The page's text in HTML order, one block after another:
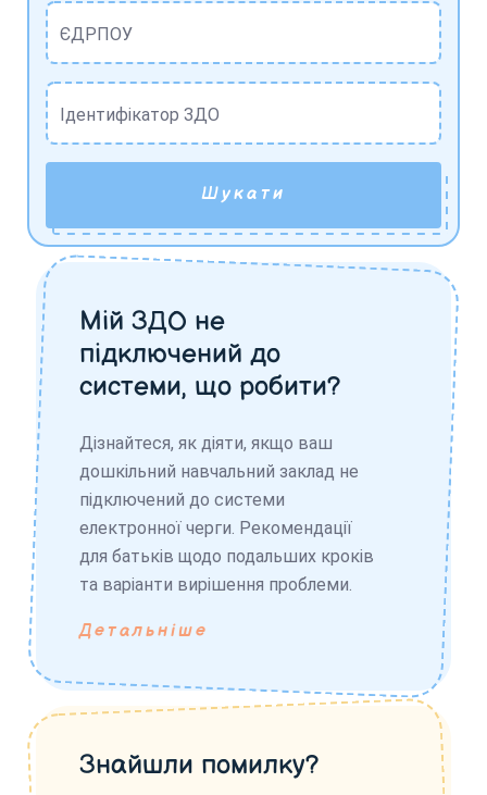
ЄДРПОУ
Ідентифікатор ЗДО
Шукати
Мій ЗДО не
підключений до
системи, що робити?
Дізнайтеся, як діяти, якщо ваш
дошкільний навчальний заклад не
підключений до системи
електронної черги. Рекомендації
для батьків щодо подальших кроків
та варіанти вирішення проблеми.
Детальніше
Знайшли помилку?